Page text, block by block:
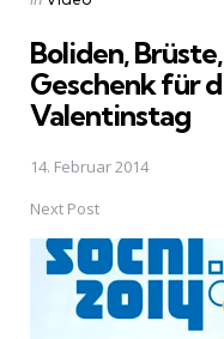
Boliden,
Geschenk für
Valentinstag
14. Februar 2014
Next Post